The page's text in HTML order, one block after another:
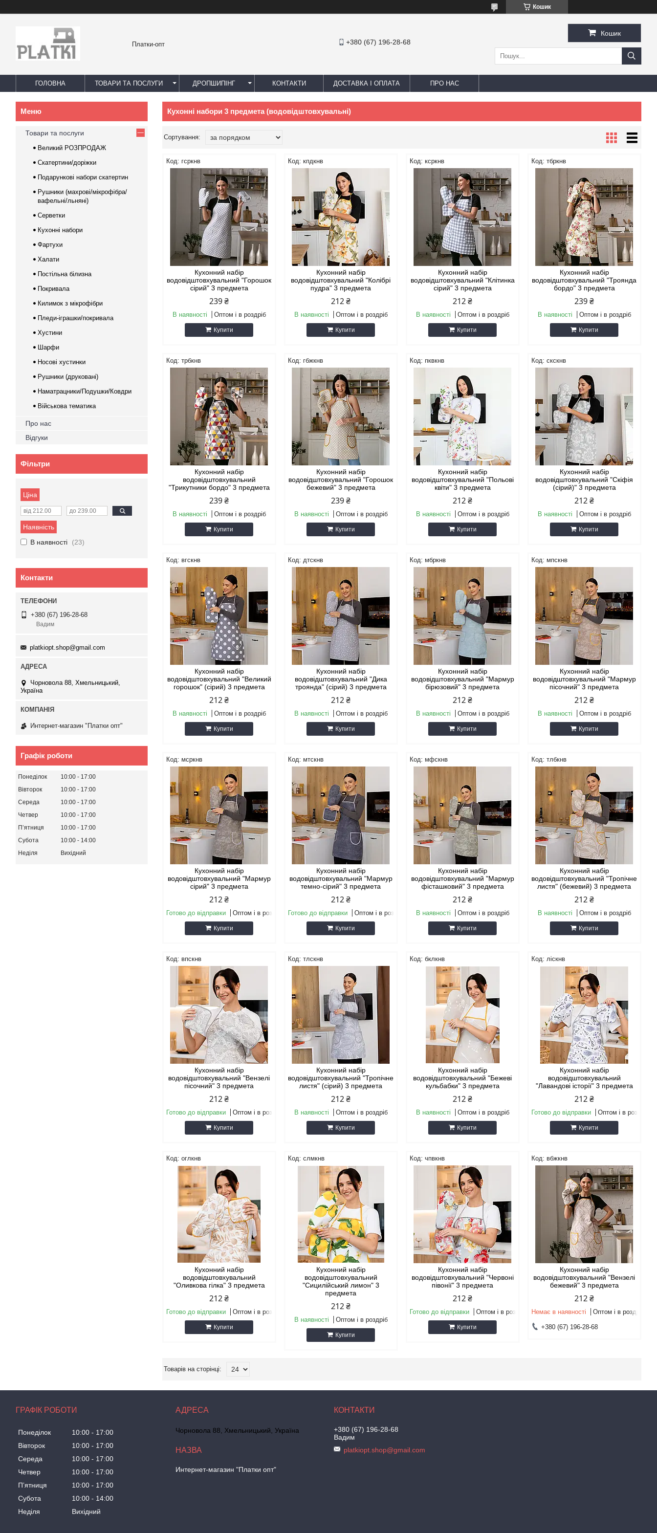
Кошик
Платки-опт +380 (67) 196-28-68
Кошик
ГОЛОВНА ТОВАРИ ТА ПОСЛУГИ ДРОПШИПІНГ КОНТАКТИ ДОСТАВКА І ОПЛАТА ПРО НАС
Кухонні набори 3 предмета (водовідштовхувальні)
гсркнв
Кухонний набір
водовідштовхувальний "Горошок
сірий" 3 предмета
239 ₴
В наявності Оптом і в роздріб
Купити
кпдкнв
Кухонний набір
водовідштовхувальний "Колібрі
пудра" 3 предмета
212 ₴
В наявності Оптом і в роздріб
Купити
ксркнв
Кухонний набір
водовідштовхувальний "Клітинка
сірий" 3 предмета
212 ₴
В наявності Оптом і в роздріб
Купити
тбркнв
Кухонний набір
водовідштовхувальний "Троянда
бордо" 3 предмета
239 ₴
В наявності Оптом і в роздріб
Купити
трбкнв
Кухонний набір
водовідштовхувальний
"Трикутники бордо" 3 предмета
239 ₴
В наявності Оптом і в роздріб
Купити
гбжкнв
Кухонний набір
водовідштовхувальний "Горошок
бежевий" 3 предмета
239 ₴
В наявності Оптом і в роздріб
Купити
пквкнв
Кухонний набір
водовідштовхувальний "Польові
квіти" 3 предмета
212 ₴
В наявності Оптом і в роздріб
Купити
скскнв
Кухонний набір
водовідштовхувальний "Скіфія
(сірий)" 3 предмета
212 ₴
В наявності Оптом і в роздріб
Купити
вгскнв
Кухонний набір
водовідштовхувальний "Великий
горошок" (сірий) 3 предмета
212 ₴
В наявності Оптом і в роздріб
Купити
дтскнв
Кухонний набір
водовідштовхувальний "Дика
троянда" (сірий) 3 предмета
212 ₴
В наявності Оптом і в роздріб
Купити
мбркнв
Кухонний набір
водовідштовхувальний "Мармур
бірюзовий" 3 предмета
212 ₴
В наявності Оптом і в роздріб
Купити
мпскнв
Кухонний набір
водовідштовхувальний "Мармур
пісочний" 3 предмета
212 ₴
В наявності Оптом і в роздріб
Купити
мсркнв
Кухонний набір
водовідштовхувальний "Мармур
сірий" 3 предмета
212 ₴
Готово до відправки Оптом і в роздріб
Купити
мтскнв
Кухонний набір
водовідштовхувальний "Мармур
темно-сірий" 3 предмета
212 ₴
Готово до відправки Оптом і в роздріб
Купити
мфскнв
Кухонний набір
водовідштовхувальний "Мармур
фісташковий" 3 предмета
212 ₴
В наявності Оптом і в роздріб
Купити
тлбкнв
Кухонний набір
водовідштовхувальний "Тропічне
листя" (бежевий) 3 предмета
212 ₴
В наявності Оптом і в роздріб
Купити
впскнв
Кухонний набір
водовідштовхувальний "Вензелі
пісочний" 3 предмета
212 ₴
Готово до відправки Оптом і в роздріб
Купити
тлскнв
Кухонний набір
водовідштовхувальний "Тропічне
листя" (сірий) 3 предмета
212 ₴
В наявності Оптом і в роздріб
Купити
бклкнв
Кухонний набір
водовідштовхувальний "Бежеві
кульбабки" 3 предмета
212 ₴
В наявності Оптом і в роздріб
Купити
ліскнв
Кухонний набір
водовідштовхувальний
"Лавандові історії" 3 предмета
212 ₴
Готово до відправки Оптом і в роздріб
Купити
оглкнв
Кухонний набір
водовідштовхувальний
"Оливкова гілка" 3 предмета
212 ₴
Готово до відправки Оптом і в роздріб
Купити
слмкнв
Кухонний набір
водовідштовхувальний
"Сицилійський лимон" 3
предмета
212 ₴
В наявності Оптом і в роздріб
Купити
чпвкнв
Кухонний набір
водовідштовхувальний "Червоні
півонії" 3 предмета
212 ₴
Готово до відправки Оптом і в роздріб
Купити
вбжкнв
Кухонний набір
водовідштовхувальний "Вензелі
бежевий" 3 предмета
212 ₴
Немає в наявності Оптом і в роздріб
+380 (67) 196-28-68
Товари та послуги
Великий РОЗПРОДАЖ
Скатертини/доріжки
Подарункові набори скатертин
Рушники (махрові/мікрофібра/
вафельні/льняні)
Серветки
Кухонні набори
Фартухи
Халати
Постільна білизна
Покривала
Килимок з мікрофібри
Пледи-іграшки/покривала
Хустини
Шарфи
Носові хустинки
Рушники (друковані)
Наматрацники/Подушки/Ковдри
Військова тематика
Про нас
Відгуки
Фільтри
Ціна
Наявність
В наявності
23
Контакти
+380 (67) 196-28-68
Вадим
platkiopt.shop@gmail.com
Чорновола 88, Хмельницький,
Україна
Интернет-магазин "Платки опт"
Графік роботи
Понеділок 10:00
17:00
Вівторок
10:00
17:00
Середа
10:00
17:00
Четвер
10:00
17:00
Пʼятниця
10:00
17:00
Субота
10:00
14:00
Неділя
Вихідний
ГРАФІК РОБОТИ
Понеділок 10:00
17:00
Вівторок
10:00
17:00
Середа
10:00
17:00
Четвер
10:00
17:00
Пʼятниця
10:00
17:00
Субота
10:00
14:00
Неділя
Вихідний
Чорновола 88, Хмельницький, Україна
Интернет-магазин "Платки опт"
+380 (67) 196-28-68
Вадим
platkiopt.shop@gmail.com